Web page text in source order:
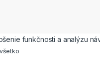
funkčnosti a analýzu